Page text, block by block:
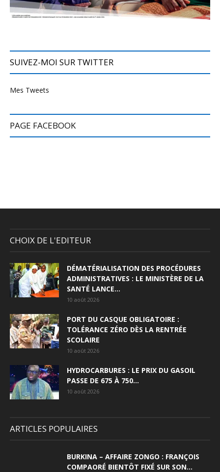
SUIVEZ-MOI SUR TWITTER
Mes Tweets
PAGE FACEBOOK
CHOIX DE L'EDITEUR
DÉMATÉRIALISATION DES PROCÉDURES
ADMINISTRATIVES : LE MINISTÈRE DE LA
SANTÉ LANCE...
10 août 2026
PORT DU CASQUE OBLIGATOIRE :
TOLÉRANCE ZÉRO DÈS LA RENTRÉE
SCOLAIRE
10 août 2026
HYDROCARBURES : LE PRIX DU GASOIL
PASSE DE 675 À 750...
10 août 2026
ARTICLES POPULAIRES
BURKINA – AFFAIRE ZONGO : FRANÇOIS
COMPAORÉ BIENTÔT FIXÉ SUR SON...